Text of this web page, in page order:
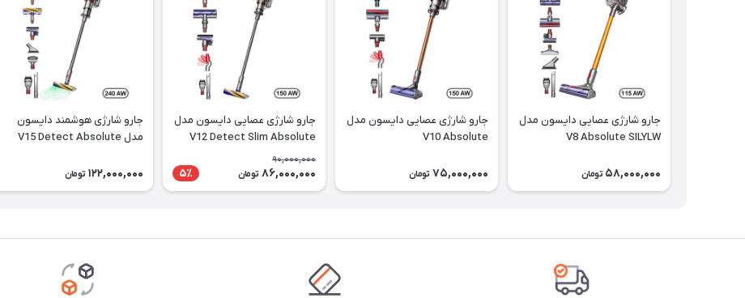
جارو شارژی عصایی دایسون مدل
V8 Absolute SILYLW
58,000,000 تومان
جارو شارژی عصایی دایسون مدل
V10 Absolute
75,000,000 تومان
جارو شارژی عصایی دایسون مدل
V12 Detect Slim Absolute
90,000,000
86,000,000 تومان 5٪
جارو شارژی هوشمند دایسون
مدل V15 Detect Absolute
122,000,000 تومان